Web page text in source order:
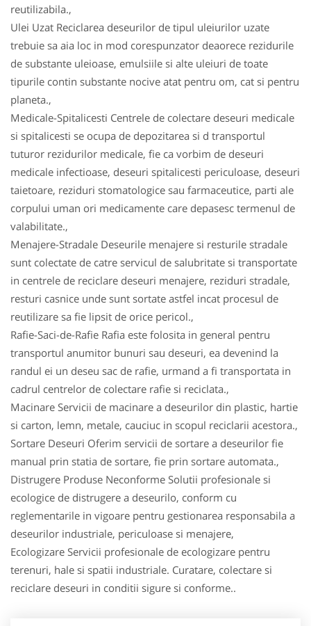
reutilizabila.,
Ulei Uzat Reciclarea deseurilor de tipul uleiurilor uzate
trebuie sa aia loc in mod corespunzator deaorece rezidurile
de substante uleioase, emulsiile si alte uleiuri de toate
tipurile contin substante nocive atat pentru om, cat si pentru
planeta.,
Medicale-Spitalicesti Centrele de colectare deseuri medicale
si spitalicesti se ocupa de depozitarea si d transportul
tuturor rezidurilor medicale, fie ca vorbim de deseuri
medicale infectioase, deseuri spitalicesti periculoase, deseuri
taietoare, reziduri stomatologice sau farmaceutice, parti ale
corpului uman ori medicamente care depasesc termenul de
valabilitate.,
Menajere-Stradale Deseurile menajere si resturile stradale
sunt colectate de catre servicul de salubritate si transportate
in centrele de reciclare deseuri menajere, reziduri stradale,
resturi casnice unde sunt sortate astfel incat procesul de
reutilizare sa fie lipsit de orice pericol.,
Rafie-Saci-de-Rafie Rafia este folosita in general pentru
transportul anumitor bunuri sau deseuri, ea devenind la
randul ei un deseu sac de rafie, urmand a fi transportata in
cadrul centrelor de colectare rafie si reciclata.,
Macinare Servicii de macinare a deseurilor din plastic, hartie
si carton, lemn, metale, cauciuc in scopul reciclarii acestora.,
Sortare Deseuri Oferim servicii de sortare a deseurilor fie
manual prin statia de sortare, fie prin sortare automata.,
Distrugere Produse Neconforme Solutii profesionale si
ecologice de distrugere a deseurilo, conform cu
reglementarile in vigoare pentru gestionarea responsabila a
deseurilor industriale, periculoase si menajere,
Ecologizare Servicii profesionale de ecologizare pentru
terenuri, hale si spatii industriale. Curatare, colectare si
reciclare deseuri in conditii sigure si conforme..